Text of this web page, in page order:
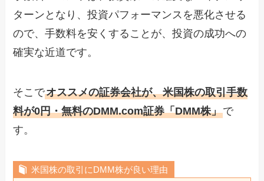
ターンとなり、投資パフォーマンスを悪化させる
ので、手数料を安くすることが、投資の成功への
確実な近道です。
そこでオススメの証券会社が、米国株の取引手数
料が0円・無料のDMM.com証券「DMM株」で
す。
米国株の取引にDMM株が良い理由